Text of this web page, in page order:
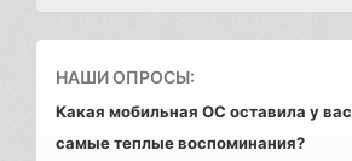
НАШИ ОПРОСЫ:
Какая мобильная ОС оставила у вас
самые теплые воспоминания?